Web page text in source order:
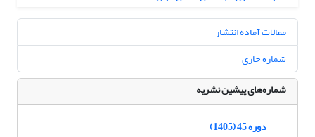
مقالات آماده انتشار
شماره جاری
شماره‌های پیشین نشریه
دوره 45 (1405)